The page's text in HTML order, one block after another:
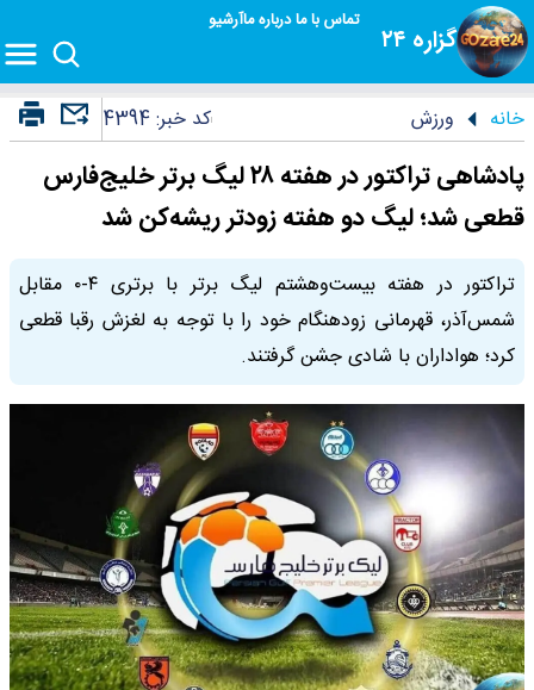
گزاره ۲۴
تماس با مادرباره ماآرشیو
خانه ورزش کد خبر:4394
پادشاهی تراکتور در هفته ۲۸ لیگ برتر خلیج‌فارس
قطعی شد؛ لیگ دو هفته زودتر ریشه‌کن شد
تراکتور در هفته بیست‌وهشتم لیگ برتر با برتری ۴-۰ مقابل
شمس‌آذر، قهرمانی زودهنگام خود را با توجه به لغزش رقبا قطعی
کرد؛ هواداران با شادی جشن گرفتند.